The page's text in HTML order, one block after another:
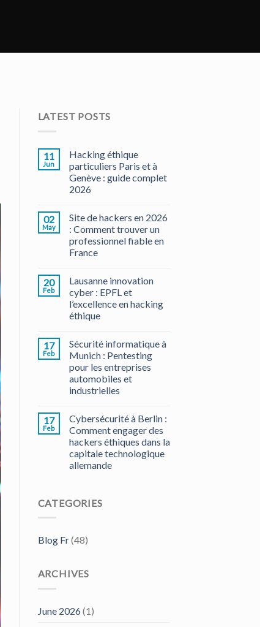
LATEST POSTS
11
Jun
Hacking éthique
particuliers Paris et à
Genève : guide complet
2026
02
May
Site de hackers en 2026
: Comment trouver un
professionnel fiable en
France
20
Feb
Lausanne innovation
cyber : EPFL et
l’excellence en hacking
éthique
17
Feb
Sécurité informatique à
Munich : Pentesting
pour les entreprises
automobiles et
industrielles
17
Feb
Cybersécurité à Berlin :
Comment engager des
hackers éthiques dans la
capitale technologique
allemande
CATEGORIES
Blog Fr(48)
ARCHIVES
June 2026(1)